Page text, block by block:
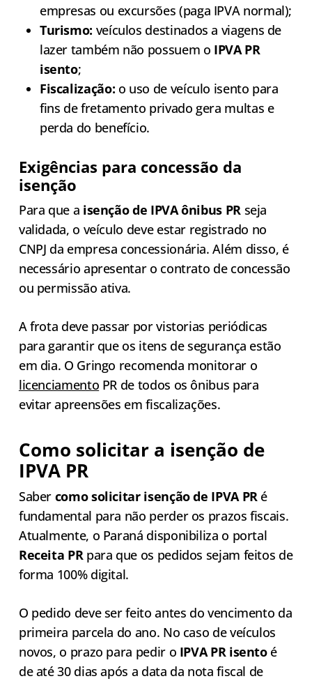
empresas ou excursões (paga IPVA normal);
Turismo: veículos destinados a viagens de
lazer também não possuem o IPVA PR
isento;
Fiscalização: o uso de veículo isento para
fins de fretamento privado gera multas e
perda do benefício.
Exigências para concessão da
isenção
Para que a isenção de IPVA ônibus PR seja
validada, o veículo deve estar registrado no
CNPJ da empresa concessionária. Além disso, é
necessário apresentar o contrato de concessão
ou permissão ativa.
A frota deve passar por vistorias periódicas
para garantir que os itens de segurança estão
em dia. O Gringo recomenda monitorar o
licenciamento PR de todos os ônibus para
evitar apreensões em fiscalizações.
Como solicitar a isenção de
IPVA PR
Saber como solicitar isenção de IPVA PR é
fundamental para não perder os prazos fiscais.
Atualmente, o Paraná disponibiliza o portal
Receita PR para que os pedidos sejam feitos de
forma 100% digital.
O pedido deve ser feito antes do vencimento da
primeira parcela do ano. No caso de veículos
novos, o prazo para pedir o IPVA PR isentoé
de até 30 dias após a data da nota fiscal de